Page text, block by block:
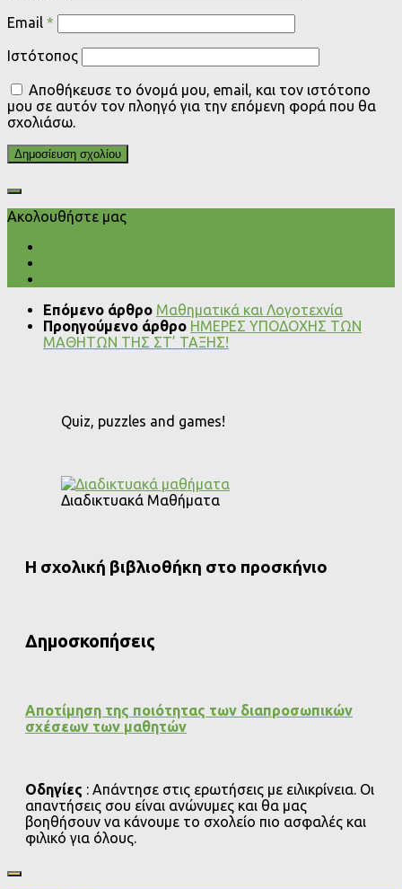
Email *
Ιστότοπος
Αποθήκευσε το όνομά μου, email, και τον ιστότοπο
μου σε αυτόν τον πλοηγό για την επόμενη φορά που θα
σχολιάσω.
Ακολουθήστε μας
Επόμενο άρθρο Μαθηματικά και Λογοτεχνία
Προηγούμενο άρθρο ΗΜΕΡΕΣ ΥΠΟΔΟΧΗΣ ΤΩΝ
ΜΑΘΗΤΩΝ ΤΗΣ ΣΤ’ ΤΑΞΗΣ!
Quiz, puzzles and games!
Διαδικτυακά Μαθήματα
Η σχολική βιβλιοθήκη στο προσκήνιο
Δημοσκοπήσεις
Αποτίμηση της ποιότητας των διαπροσωπικών
σχέσεων των μαθητών
Οδηγίες : Απάντησε στις ερωτήσεις με ειλικρίνεια. Οι
απαντήσεις σου είναι ανώνυμες και θα μας
βοηθήσουν να κάνουμε το σχολείο πιο ασφαλές και
φιλικό για όλους.